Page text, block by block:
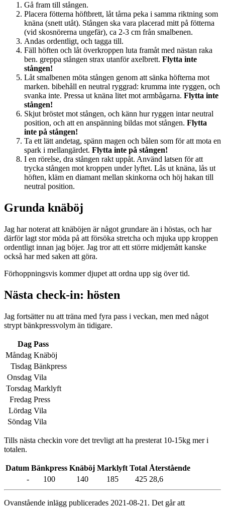
Gå fram till stången.
Placera fötterna höftbrett, låt tårna peka i samma riktning som
knäna (snett utåt). Stången ska vara placerad mitt på fötterna
(vid skosnörerna ungefär), ca 2-3 cm från smalbenen.
Andas ordentligt, och tagga till.
Fäll höften och låt överkroppen luta framåt med nästan raka
ben. greppa stången strax utanför axelbrett. Flytta inte
stången!
Låt smalbenen möta stången genom att sänka höfterna mot
marken. bibehåll en neutral ryggrad: krumma inte ryggen, och
svanka inte. Pressa ut knäna litet mot armbågarna. Flytta inte
stången!
Skjut bröstet mot stången, och känn hur ryggen intar neutral
position, och att en anspänning bildas mot stången. Flytta
inte på stången!
Ta ett lätt andetag, spänn magen och bålen som för att mota en
spark i mellangärdet. Flytta inte på stången!
I en rörelse, dra stången rakt uppåt. Använd latsen för att
trycka stången mot kroppen under lyftet. Lås ut knäna, lås ut
höften, kläm en diamant mellan skinkorna och höj hakan till
neutral position.
Grunda knäböj
Jag har noterat att knäböjen är något grundare än i höstas, och har
därför lagt stor möda på att försöka stretcha och mjuka upp kroppen
ordentligt innan jag böjer. Jag tror att ett större midjemått kanske
också har med saken att göra.
Förhoppningsvis kommer djupet att ordna upp sig över tid.
Nästa check-in: hösten
Jag fortsätter nu att träna med fyra pass i veckan, men med något
strypt bänkpressvolym än tidigare.
Dag Pass
Måndag Knäböj
Tisdag Bänkpress
Onsdag Vila
Torsdag Marklyft
Fredag Press
Lördag Vila
Söndag Vila
Tills nästa checkin vore det trevligt att ha presterat 10-15kg mer i
totalen.
Datum Bänkpress Knäböj Marklyft Total Återstående
-
100 140 185 425 28,6
Ovanstående inlägg publicerades 2021-08-21. Det går att